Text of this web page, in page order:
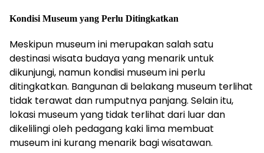
Kondisi Museum yang Perlu Ditingkatkan
Meskipun museum ini merupakan salah satu
destinasi wisata budaya yang menarik untuk
dikunjungi, namun kondisi museum ini perlu
ditingkatkan. Bangunan di belakang museum terlihat
tidak terawat dan rumputnya panjang. Selain itu,
lokasi museum yang tidak terlihat dari luar dan
dikelilingi oleh pedagang kaki lima membuat
museum ini kurang menarik bagi wisatawan.